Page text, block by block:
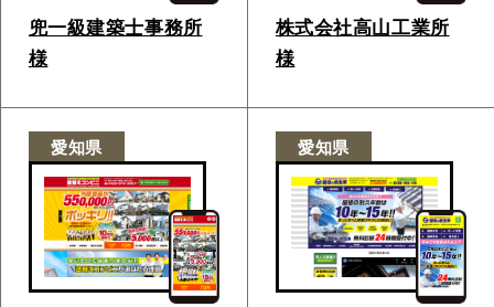
兜一級建築士事務所
様
株式会社高山工業所
様
愛知県 愛知県